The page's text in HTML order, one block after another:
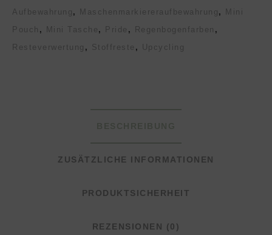
Aufbewahrung , Maschenmarkiereraufbewahrung ,
Mini
Pouch , Mini Tasche , Pride , Regenbogenfarben ,
Resteverwertung , Stoffreste , Upcycling
ZUSÄTZLICHE INFORMATIONEN
PRODUKTSICHERHEIT
REZENSIONEN (0)